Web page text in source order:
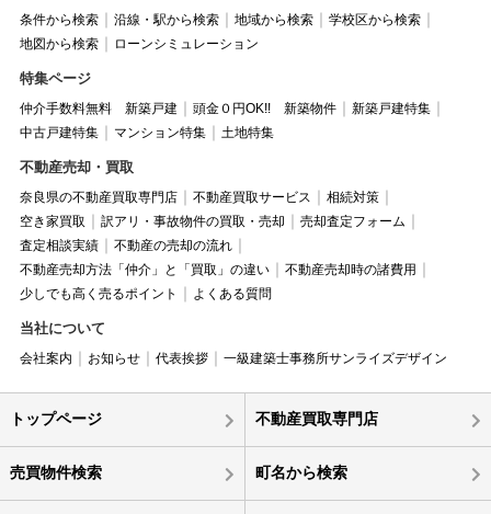
条件から検索 沿線・駅から検索 地域から検索
学校区から検索
地図から検索
ローンシミュレーション
特集ページ
仲介手数料無料 新築戸建 頭金０円OK!! 新築物件
新築戸建特集
中古戸建特集
マンション特集 土地特集
不動産売却・買取
奈良県の不動産買取専門店 不動産買取サービス
相続対策
空き家買取
訳アリ・事故物件の買取・売却
売却査定フォーム
査定相談実績
不動産の売却の流れ
不動産売却方法「仲介」と「買取」の違い
不動産売却時の諸費用
少しでも高く売るポイント
よくある質問
当社について
会社案内 お知らせ 代表挨拶 一級建築士事務所サンライズデザイン
トップページ 不動産買取専門店
売買物件検索 町名から検索